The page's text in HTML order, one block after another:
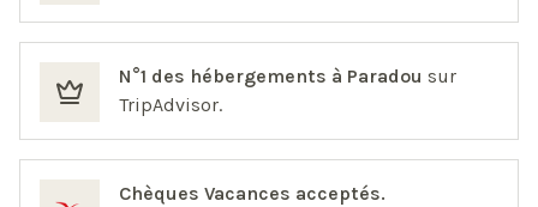
N°1 des hébergements à Paradou sur
TripAdvisor.
Chèques Vacances acceptés.